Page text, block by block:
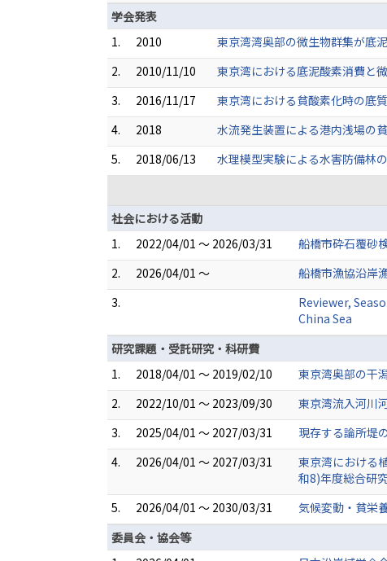
学会発表
1.
2010
東京湾湾奥部の微生物群集が底
2.
2010/11/10
東京湾における底泥酸素消費と
3.
2016/11/17
東京湾における貧酸素化時の底
4.
2018
水流発生装置による港内浅場の
5.
2018/06/13
水理模型実験による水害防備林
社会における活動
1.
2022/04/01 ～ 2026/03/31
船橋市砕石覆砂
2.
2026/04/01 ～
船橋市漁協沿岸
3.
Reviewer,
China Sea
研究課題・受託研究・科研費
1.
2018/04/01 ～ 2019/02/10
東京湾奥部の干
2.
2022/10/01 ～ 2023/09/30
東京湾流入河川
3.
2025/04/01 ～ 2027/03/31
現存する論所堤
4.
2026/04/01 ～ 2027/03/31
東京湾における
和8)年度総合研
5.
2026/04/01 ～ 2030/03/31
気候変動・貧栄
委員会・協会等